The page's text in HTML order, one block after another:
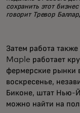
сохранить этот
говорит Тревор
Затем работа
Maple работает
фермерские рынки
воскресенье,
Биконе, штат Нью-
можно найти на